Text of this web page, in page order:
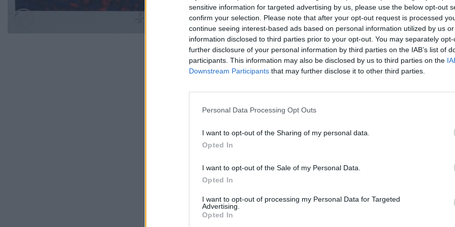
sensitive information for targeted advertising by us, please use the below opt-out
confirm your selection. Please note that after your opt-out request is processed
continue seeing interest-based ads based on personal information utilized by us
information disclosed to third parties prior to your opt-out. You may separately
further disclosure of your personal information by third parties on the IAB’s list of
participants. This information may also be disclosed by us to third parties on the
Downstream Participants that may further disclose it to other third parties.
Personal Data Processing Opt Outs
I want to opt-out of the Sharing of my personal data.
Opted In
I want to opt-out of the Sale of my Personal Data.
Opted In
I want to opt-out of processing my Personal Data for Targeted
Advertising.
Opted In
Cím: Dudás Attila
Műgyűjtők Háza kft.
Budapest
1023.Bp. Zsigmond tér 11.
1023
Telefon: 18008123
Bemutatkozás: 2013 nyarán nyitottuk meg
optimális áron, gyorsan találjanak vevőt
gyűjteményüket változatos kínálatunkból.
árverést! Kedd-től péntek-ig 11.00-este 18.00